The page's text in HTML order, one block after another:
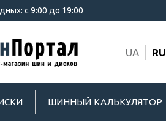
с 9:00 до 19:00
UA RU
ШИННЫЙ КАЛЬКУЛЯТОР